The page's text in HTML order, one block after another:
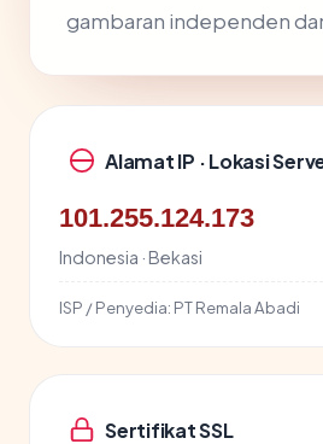
gambaran independen
Alamat IP · Lokasi
101.255.124.173
Indonesia · Bekasi
ISP / Penyedia: PT Remala Abadi
Sertifikat SSL